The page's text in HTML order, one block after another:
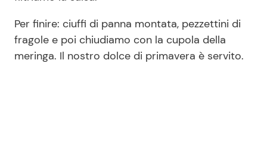
Per finire: ciuffi di panna montata, pezzettini di
fragole e poi chiudiamo con la cupola della
meringa. Il nostro dolce di primavera è servito.